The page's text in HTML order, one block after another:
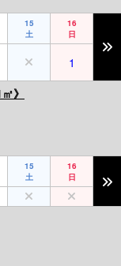
15
土
16
日
1
》
15
土
16
日